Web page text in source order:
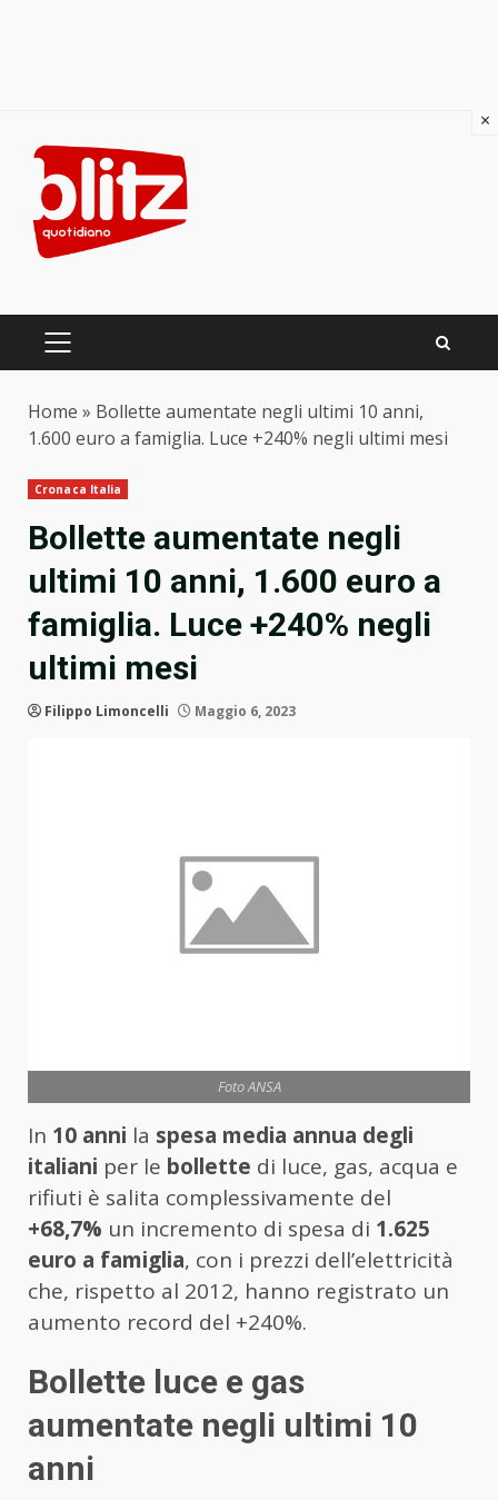
content
PRIMARY
Home » Bollette aumentate negli ultimi 10 anni,
1.600 euro a famiglia. Luce +240% negli ultimi mesi
Cronaca Italia
Bollette aumentate negli
ultimi 10 anni, 1.600 euro a
famiglia. Luce +240% negli
ultimi mesi
Filippo Limoncelli Maggio 6, 2023
Foto ANSA
In 10 anni la spesa media annua degli
italiani per le bollette di luce, gas, acqua e
rifiuti è salita complessivamente del
+68,7% un incremento di spesa di 1.625
euro a famiglia, con i prezzi dell’elettricità
che, rispetto al 2012, hanno registrato un
aumento record del +240%.
Bollette luce e gas
aumentate negli ultimi 10
anni
×